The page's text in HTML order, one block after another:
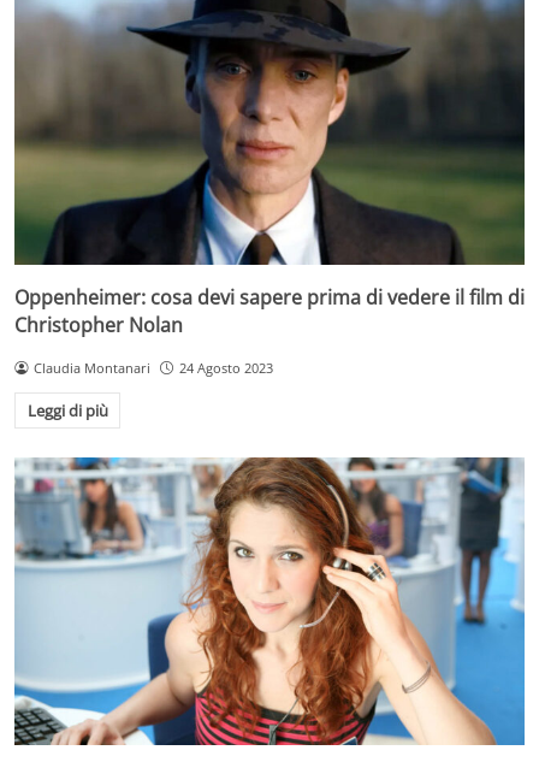
Oppenheimer: cosa devi sapere prima di vedere il film di
Christopher Nolan
Claudia Montanari 24 Agosto 2023
Leggi di più